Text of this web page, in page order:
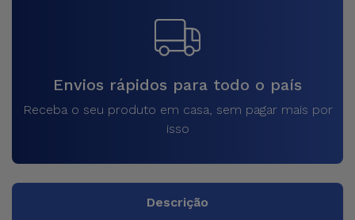
Envios rápidos para todo o país
Receba o seu produto em casa, sem pagar mais por
isso
Descrição